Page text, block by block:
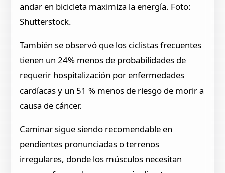
andar en bicicleta maximiza la energía. Foto:
Shutterstock.
También se observó que los ciclistas frecuentes
tienen un 24% menos de probabilidades de
requerir hospitalización por enfermedades
cardíacas y un 51 % menos de riesgo de morir a
causa de cáncer.
Caminar sigue siendo recomendable en
pendientes pronunciadas o terrenos
irregulares, donde los músculos necesitan